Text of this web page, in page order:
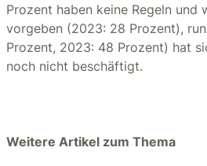
Prozent haben keine Regeln und
vorgeben (2023: 28 Prozent),
Prozent, 2023: 48 Prozent) hat
noch nicht beschäftigt.
Weitere Artikel zum Thema